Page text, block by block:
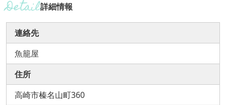
詳細情報
連絡先
魚籠屋
住所
高崎市榛名山町360